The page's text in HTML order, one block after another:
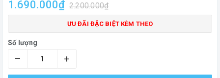
1.690.000₫ 2.200.000₫
ƯU ĐÃI ĐẶC BIỆT KÈM THEO
Số lượng
– +